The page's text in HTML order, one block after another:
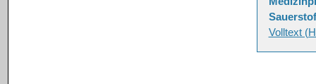
Volltext